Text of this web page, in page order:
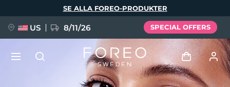
SE ALLA FOREO-PRODUKTER
US 8/11/26 SPECIAL OFFERS